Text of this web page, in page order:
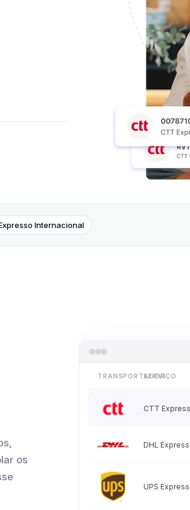
Internacional
os
TRANSPORTADOR
SERVIÇO
CTT
DHL Express
UPS Express